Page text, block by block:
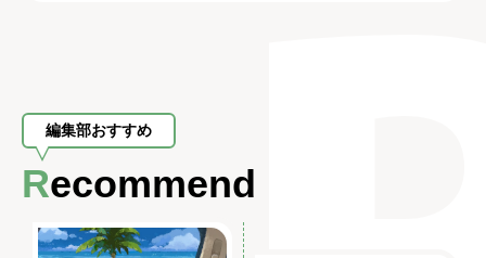
編集部おすすめ
Recommend